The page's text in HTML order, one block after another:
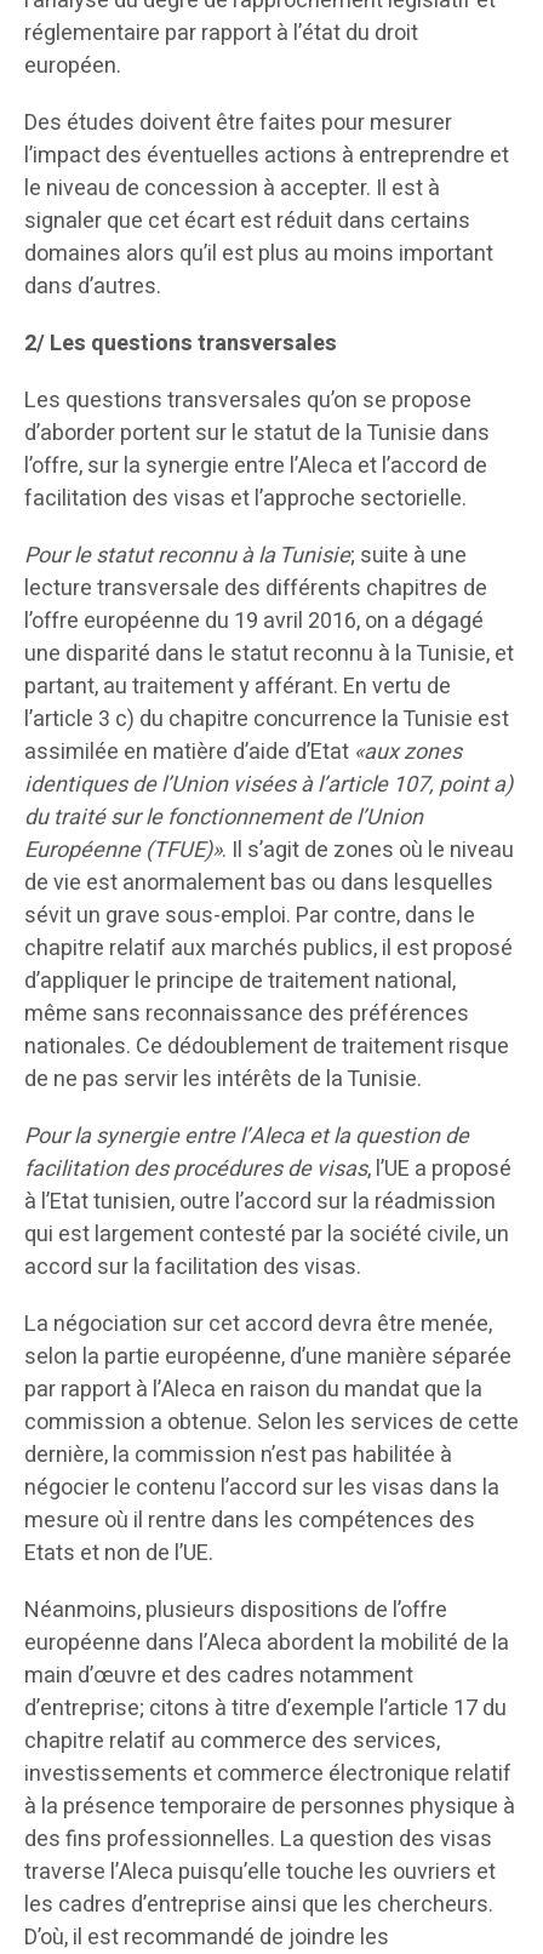
réglementaire par rapport à l’état du droit
européen.
Des études doivent être faites pour mesurer
l’impact des éventuelles actions à entreprendre et
le niveau de concession à accepter. Il est à
signaler que cet écart est réduit dans certains
domaines alors qu’il est plus au moins important
dans d’autres.
2/ Les questions transversales
Les questions transversales qu’on se propose
d’aborder portent sur le statut de la Tunisie dans
l’offre, sur la synergie entre l’Aleca et l’accord de
facilitation des visas et l’approche sectorielle.
Pour le statut reconnu à la Tunisie; suite à une
lecture transversale des différents chapitres de
l’offre européenne du 19 avril 2016, on a dégagé
une disparité dans le statut reconnu à la Tunisie, et
partant, au traitement y afférant. En vertu de
l’article 3 c) du chapitre concurrence la Tunisie est
assimilée en matière d’aide d’Etat «aux zones
identiques de l’Union visées à l’article 107, point a)
du traité sur le fonctionnement de l’Union
Européenne (TFUE)». Il s’agit de zones où le niveau
de vie est anormalement bas ou dans lesquelles
sévit un grave sous-emploi. Par contre, dans le
chapitre relatif aux marchés publics, il est proposé
d’appliquer le principe de traitement national,
même sans reconnaissance des préférences
nationales. Ce dédoublement de traitement risque
de ne pas servir les intérêts de la Tunisie.
Pour la synergie entre l’Aleca et la question de
facilitation des procédures de visas, l’UE a proposé
à l’Etat tunisien, outre l’accord sur la réadmission
qui est largement contesté par la société civile, un
accord sur la facilitation des visas.
La négociation sur cet accord devra être menée,
selon la partie européenne, d’une manière séparée
par rapport à l’Aleca en raison du mandat que la
commission a obtenue. Selon les services de cette
dernière, la commission n’est pas habilitée à
négocier le contenu l’accord sur les visas dans la
mesure où il rentre dans les compétences des
Etats et non de l’UE.
Néanmoins, plusieurs dispositions de l’offre
européenne dans l’Aleca abordent la mobilité de la
main d’œuvre et des cadres notamment
d’entreprise; citons à titre d’exemple l’article 17 du
chapitre relatif au commerce des services,
investissements et commerce électronique relatif
à la présence temporaire de personnes physique à
des fins professionnelles. La question des visas
traverse l’Aleca puisqu’elle touche les ouvriers et
les cadres d’entreprise ainsi que les chercheurs.
D’où, il est recommandé de joindre les